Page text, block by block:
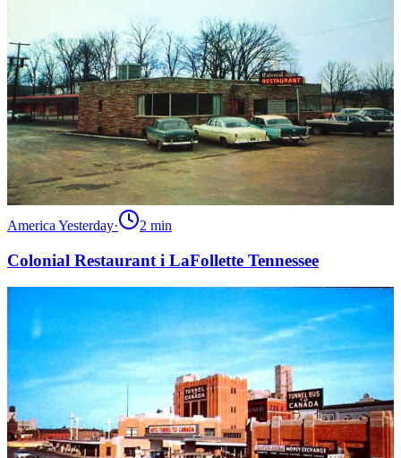
America Yesterday· 2 min
Colonial Restaurant i LaFollette Tennessee